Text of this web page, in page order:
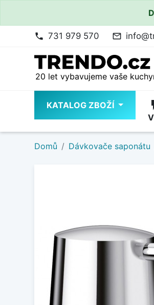
phone 731 979 570 mail_outline
20 let vybavujeme vaše
KATALOG ZBOŽÍ
Domů Dávkovače saponátu